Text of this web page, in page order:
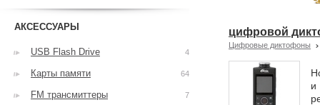
цифровой
Цифровые диктофоны
и
АКСЕССУАРЫ
USB Flash Drive 4
Карты памяти 64
FM трансмиттеры 7